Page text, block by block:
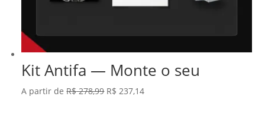
Kit Antifa — Monte o seu
A partir deR$278,99 O
R$ 237,14O